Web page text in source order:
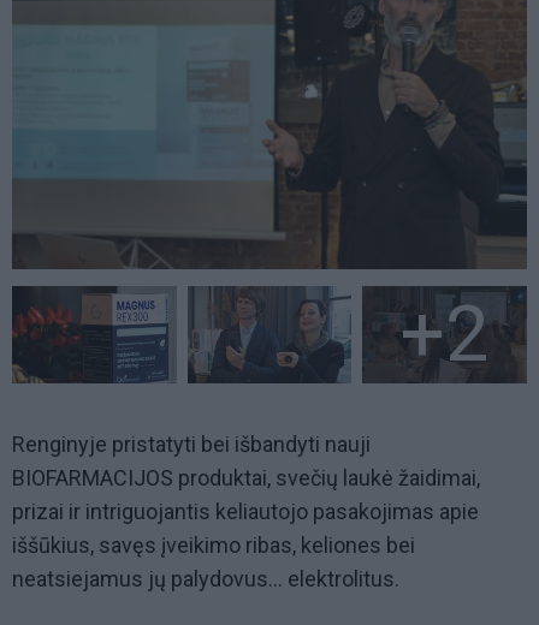
+2
Renginyje pristatyti bei išbandyti nauji
BIOFARMACIJOS produktai, svečių laukė žaidimai,
prizai ir intriguojantis keliautojo pasakojimas apie
iššūkius, savęs įveikimo ribas, keliones bei
neatsiejamus jų palydovus... elektrolitus.